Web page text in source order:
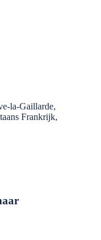
la-Gaillarde,
Frankrijk,